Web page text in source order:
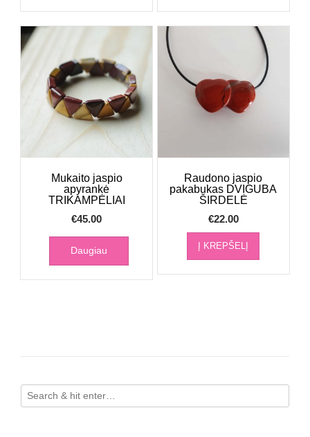
Mukaito jaspio
apyrankė
TRIKAMPĖLIAI
€45.00
Daugiau
Raudono jaspio
pakabukas DVIGUBA
ŠIRDELĖ
€22.00
Į KREPŠELĮ